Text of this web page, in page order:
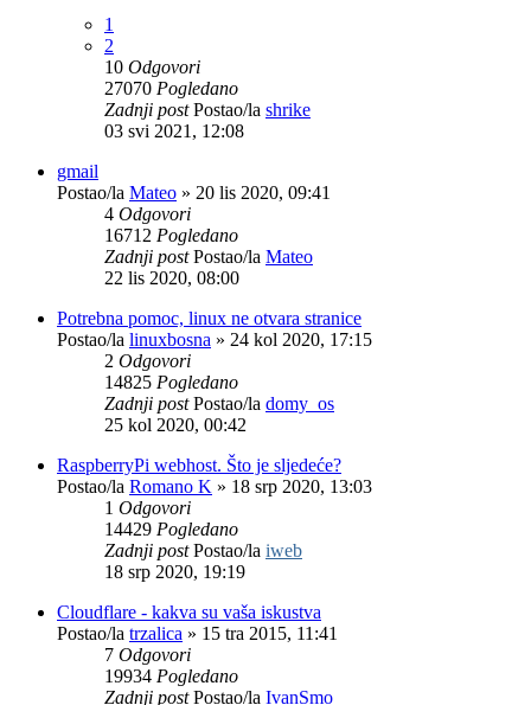
1
2
10 Odgovori
27070 Pogledano
Zadnji postPostao/la shrike
03 svi 2021, 12:08
gmail
Postao/la Mateo » 20 lis 2020, 09:41
4 Odgovori
16712 Pogledano
Zadnji postPostao/la Mateo
22 lis 2020, 08:00
Potrebna pomoc, linux ne otvara stranice
Postao/la linuxbosna » 24 kol 2020, 17:15
2 Odgovori
14825 Pogledano
Zadnji postPostao/la domy_os
25 kol 2020, 00:42
RaspberryPi webhost. Što je sljedeće?
Postao/la Romano K » 18 srp 2020, 13:03
1 Odgovori
14429 Pogledano
Zadnji postPostao/la iweb
18 srp 2020, 19:19
Cloudflare - kakva su vaša iskustva
Postao/la trzalica » 15 tra 2015, 11:41
7 Odgovori
19934 Pogledano
Zadnji postPostao/la IvanSmo